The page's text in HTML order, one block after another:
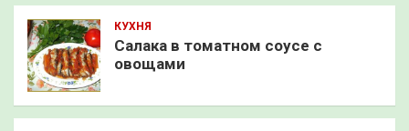
КУХНЯ
Салака в томатном соусе с
овощами